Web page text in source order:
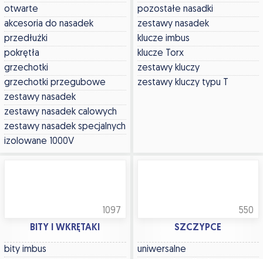
otwarte
akcesoria do nasadek
przedłużki
pokrętła
grzechotki
grzechotki przegubowe
zestawy nasadek
zestawy nasadek calowych
zestawy nasadek specjalnych
izolowane 1000V
pozostałe nasadki
zestawy nasadek
klucze imbus
klucze Torx
zestawy kluczy
zestawy kluczy typu T
1097
BITY I WKRĘTAKI
bity imbus
550
SZCZYPCE
uniwersalne